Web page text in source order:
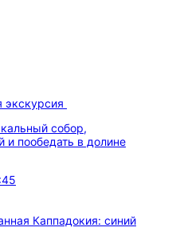
экскурсия
собор,
и пообедать в долине